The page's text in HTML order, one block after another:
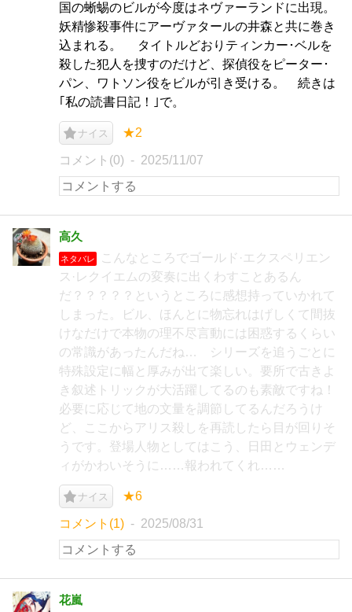
国の蜥蜴のビルが今度はネヴァーランドに出現。
妖精惨殺事件にアーヴァタールの井森と共に巻き
込まれる。 タイトルどおりティンカー･ベルを
殺した犯人を捜すのだけど、探偵役をピーター･
パン、ワトソン役をビルが引き受ける。 続きは
｢私の読書日記！｣で。
ナイス ★2
コメント(0) 2025/11/07
高久
ネタバレ
こんなところでゴールド·エクスペリエン
ス·レクイエムの変奏に出くわすことあるん
だ？？？？？というところに感想持っていかれて
しまった。ビル、ほんとに物忘れはげしくて間抜
けなだけで本物の理不尽言動には困惑するくらい
の常識があったんだね… シリーズを追うごとに
特殊設定に幅と厚みが出て楽しい。要所で古きよ
き叙述トリックが大活躍してるのも素敵ですね！
必要に応じて地の文量を調節してるんだろうけ
ど、ここからアリス殺しを再読したら目が回りそ
うです。登場人物としてはこう、日田とウェンデ
ィがかわいそうに……報われてくれ……
ナイス ★6
コメント(1) 2025/08/31
花嵐